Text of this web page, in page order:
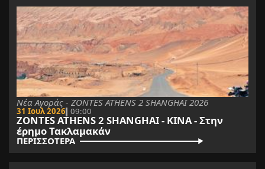
Νέα Αγοράς - ZONTES ATHENS 2 SHANGHAI 2026
31 Ιουλ 2026 09:00
ZONTES ATHENS 2 SHANGHAI - ΚΙΝΑ - Στην
έρημο Τακλαμακάν
ΠΕΡΙΣΣΟΤΕΡΑ